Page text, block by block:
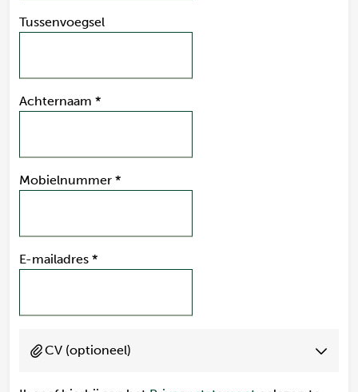
Tussenvoegsel
Achternaam *
Mobielnummer *
E-mailadres *
CV (optioneel)